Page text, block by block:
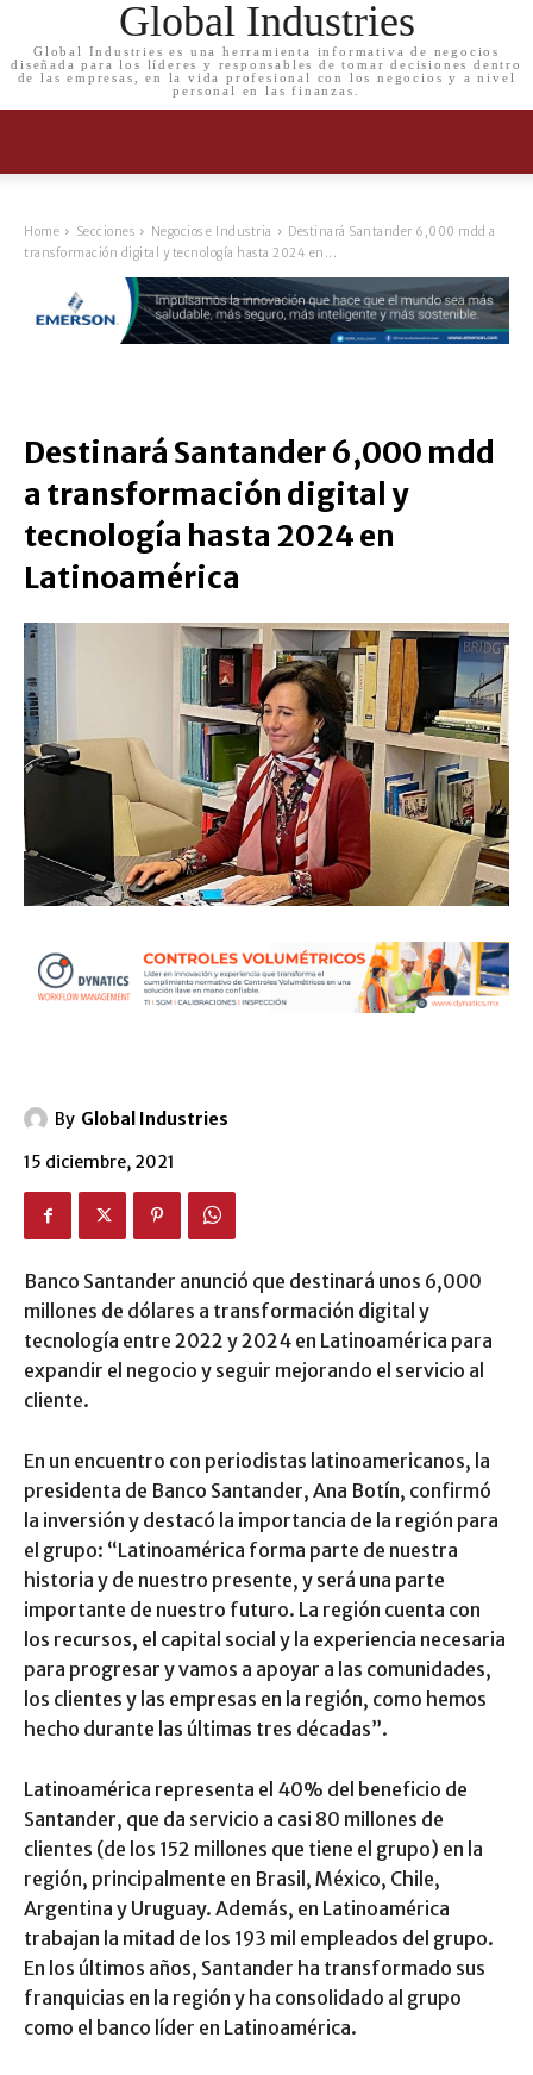
Global Industries
Global Industries es una herramienta informativa de negocios
diseñada para los líderes y responsables de tomar decisiones dentro
de las empresas, en la vida profesional con los negocios y a nivel
personal en las finanzas.
Home Secciones Negocios e Industria
Destinará Santander 6,000 mdd a
transformación digital y tecnología hasta 2024 en...
Destinará Santander 6,000 mdd
a transformación digital y
tecnología hasta 2024 en
Latinoamérica
By Global Industries
15 diciembre, 2021
Banco Santander anunció que destinará unos 6,000
millones de dólares a transformación digital y
tecnología entre 2022 y 2024 en Latinoamérica para
expandir el negocio y seguir mejorando el servicio al
cliente.
En un encuentro con periodistas latinoamericanos, la
presidenta de Banco Santander, Ana Botín, confirmó
la inversión y destacó la importancia de la región para
el grupo: “Latinoamérica forma parte de nuestra
historia y de nuestro presente, y será una parte
importante de nuestro futuro. La región cuenta con
los recursos, el capital social y la experiencia necesaria
para progresar y vamos a apoyar a las comunidades,
los clientes y las empresas en la región, como hemos
hecho durante las últimas tres décadas”.
Latinoamérica representa el 40% del beneficio de
Santander, que da servicio a casi 80 millones de
clientes (de los 152 millones que tiene el grupo) en la
región, principalmente en Brasil, México, Chile,
Argentina y Uruguay. Además, en Latinoamérica
trabajan la mitad de los 193 mil empleados del grupo.
En los últimos años, Santander ha transformado sus
franquicias en la región y ha consolidado al grupo
como el banco líder en Latinoamérica.